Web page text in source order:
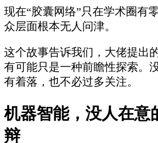
现在“胶囊网络”只在学术圈有
众层面根本无人问津。
这个故事告诉我们，大佬提出
有可能只是一种前瞻性探索。
有着落，也不必过多关注。
机器智能，没人在意
辩